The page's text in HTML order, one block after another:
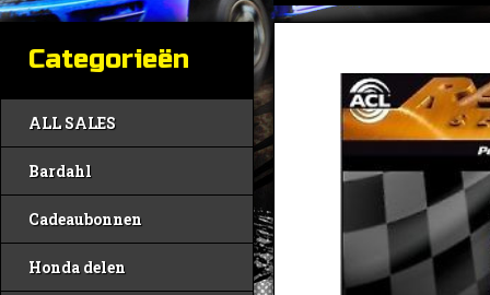
Categorieën
ALL SALES
Bardahl
Cadeaubonnen
Honda delen